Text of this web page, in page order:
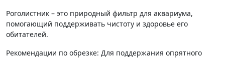
Роголистник – это природный фильтр для аквариума,
помогающий поддерживать чистоту и здоровье его
обитателей.
Рекомендации по обрезке: Для поддержания опрятного